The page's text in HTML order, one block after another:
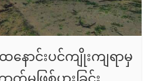
ောင်းပင်ကျိုးကျရာမှ